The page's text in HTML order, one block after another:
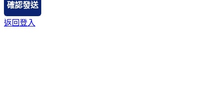
確認發送
返回登入